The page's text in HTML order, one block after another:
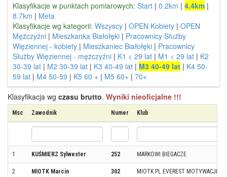
Klasyfikacje w punktach pomiarowych: Start | 0.2km | 4.4km |
8.7km | Meta
Klasyfikacje wg kategorii: Wszyscy | OPEN Kobiety | OPEN
Mężczyźni | Mieszkanka Białołęki | Pracownicy Służby
Więziennej - kobiety | Mieszkaniec Białołęki | Pracownicy
Służby Więziennej - mężczyźni | K1 < 29 lat | M1 < 29 lat | K2
30-39 lat | M2 30-39 lat | K3 40-49 lat | M3 40-49 lat | K4 50-
59 lat | M4 50-59 | K5 60 + | M5 60+ | 70+
Klasyfikacja wg czasu brutto. Wyniki nieoficjalne !!!
Msc Zawodnik Numer Klub
1 KUŚMIERZ Sylwester 252 MARKOWI BIEGACZE
2 MIOTK Marcin 302 MIOTK.PL EVEREST MOTYWACJI